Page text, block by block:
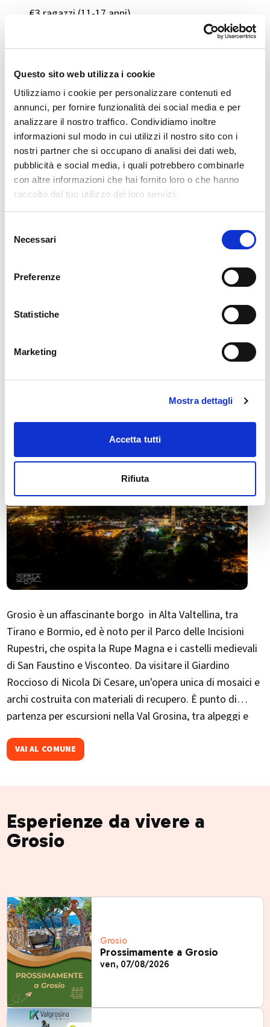
Questo sito web utilizza i cookie
Utilizziamo i cookie per personalizzare contenuti ed
annunci, per fornire funzionalità dei social media e per
analizzare il nostro traffico. Condividiamo inoltre
informazioni sul modo in cui utilizzi il nostro sito con i
nostri partner che si occupano di analisi dei dati web,
pubblicità e social media, i quali potrebbero combinarle
con altre informazioni che hai fornito loro o che hanno
raccolto dal tuo utilizzo dei loro servizi.
delNecessari
Preferenze
Statistiche
Marketing
Mostra dettagli
Accetta tutti
Rifiuta
€3 ragazzi (11-17 anni)
👪 Per chi è adatto
Ideale per famiglie, scuole, appassionati di storia e
archeologia
Sentieri curati e percorribili a piedi, ma non tutti
adatti a passeggini o persone con mobilità ridotta
🏘️ Scopri il comune di
Grosio è un affascinante borgo in Alta Valtellina, tra
Tirano e Bormio, ed è noto per il Parco delle Incisioni
Rupestri, che ospita la Rupe Magna e i castelli medievali
di San Faustino e Visconteo. Da visitare il Giardino
Roccioso di Nicola Di Cesare, un'opera unica di mosaici e
archi costruita con materiali di recupero. È punto di
partenza per escursioni nella Val Grosina, tra alpeggi e
di corsa in montagna tra i sentieri della valle.​
VAI AL COMUNE
Esperienze da vivere a
Grosio
Grosio
Prossimamente a Grosio
ven, 07/08/2026